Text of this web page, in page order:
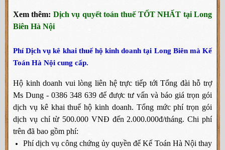
Xem thêm: Dịch vụ quyết toán thuế TỐT NHẤT tại Long
Biên Hà Nội
Phí Dịch vụ kê khai thuế hộ kinh doanh tại Long Biên mà Kế
Toán Hà Nội cung cấp.
Hộ kinh doanh vui lòng liên hệ trực tiếp tới Tổng đài hỗ trợ
Ms Dung - 0386 348 639 để được tư vấn và báo giá trọn gói
dịch vụ kê khai thuế hộ kinh doanh. Tổng mức phí trọn gói
dịch vụ chỉ từ 500.000 VNĐ đến 2.000.000đ/tháng. Chi phí
trên đã bao gồm phí:
Phí dịch vụ công chứng ủy quyền để Kế Toán Hà Nội thay